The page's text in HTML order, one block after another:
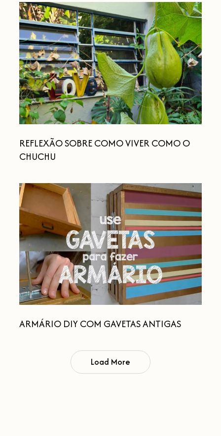
REFLEXÃO
SOBRE
COMO
VIVER
COMO
O
CHUCHU
REFLEXÃO SOBRE COMO VIVER COMO O
CHUCHU
ARMÁRIO
DIY
COM
GAVETAS
ANTIGAS
ARMÁRIO DIY COM GAVETAS ANTIGAS
Load More